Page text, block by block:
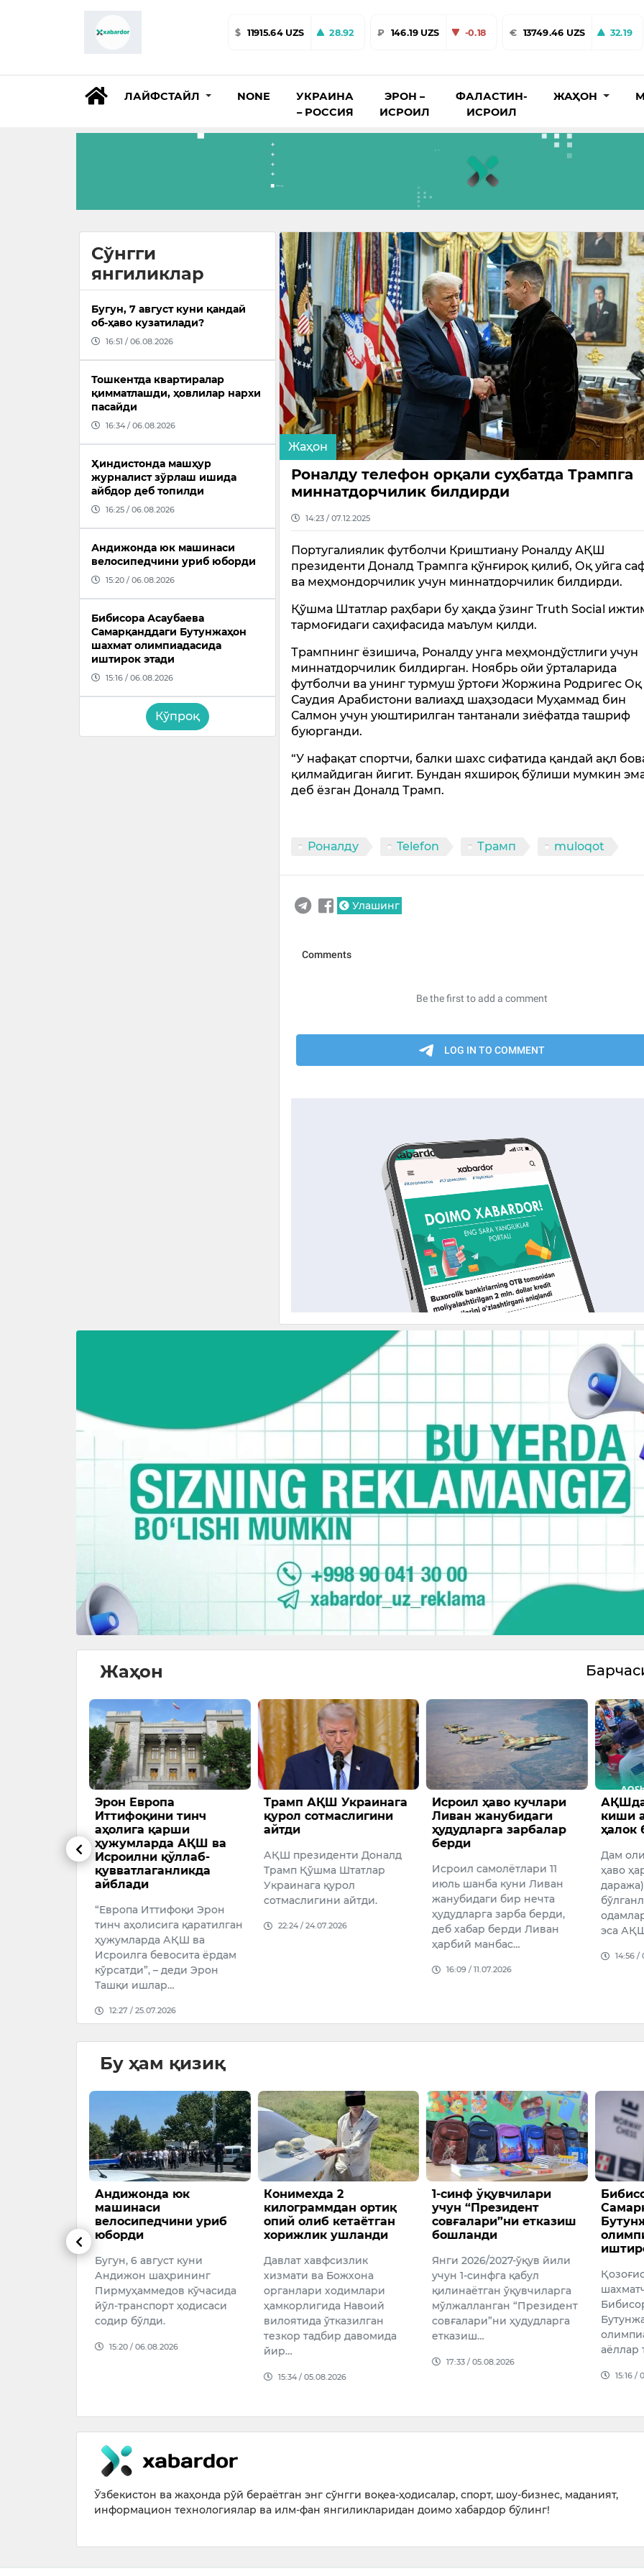
$ 11915.64 UZS 28.92 ₽ 146.19 UZS -0.18 € 13749.46 UZS 32.19
ЛАЙФСТАЙЛ NONE
УКРАИНА
– РОССИЯ
ЭРОН –
ИСРОИЛ
ФАЛАСТИН-
ИСРОИЛ
ЖАҲОН
Сўнгги
янгиликлар
Бугун, 7 август куни қандай
об-ҳаво кузатилади?
16:51 / 06.08.2026
Тошкентда квартиралар
қимматлашди, ҳовлилар нархи
пасайди
16:34 / 06.08.2026
Ҳиндистонда машҳур
журналист зўрлаш ишида
айбдор деб топилди
16:25 / 06.08.2026
Андижонда юк машинаси
велосипедчини уриб юборди
15:20 / 06.08.2026
Бибисора Асаубаева
Самарқанддаги Бутунжаҳон
шахмат олимпиадасида
иштирок этади
15:16 / 06.08.2026
Кўпроқ
Жаҳон
Роналду телефон орқали суҳбатда Трампга
миннатдорчилик билдирди
14:23 / 07.12.2025
Португалиялик футболчи Криштиану Роналду АҚШ
президенти Доналд Трампга қўнғироқ қилиб, Оқ уйга
ва меҳмондорчилик учун миннатдорчилик билдирди.
Қўшма Штатлар раҳбари бу ҳақда ўзинг Truth Social
тармоғидаги саҳифасида маълум қилди.
Трампнинг ёзишича, Роналду унга меҳмондўстлиги учун
миннатдорчилик билдирган. Ноябрь ойи ўрталарида
футболчи ва унинг турмуш ўртоғи Жоржина Родригес Оқ
Саудия Арабистони валиаҳд шаҳзодаси Муҳаммад бин
Салмон учун уюштирилган тантанали зиёфатда ташриф
буюрганди.
“У нафақат спортчи, балки шахс сифатида қандай ақл
қилмайдиган йигит. Бундан яхшироқ бўлиши мумкин
деб ёзган Доналд Трамп.
Роналду Telefon Трамп muloqot
Улашинг
Жаҳон
барчаси
Эрон Европа
Иттифоқини тинч
аҳолига қарши
ҳужумларда АҚШ ва
Исроилни қўллаб-
қувватлаганликда
айблади
“Европа Иттифоқи Эрон
тинч аҳолисига қаратилган
ҳужумларда АҚШ ва
Исроилга бевосита ёрдам
кўрсатди”, – деди Эрон
Ташқи ишлар…
12:27 / 25.07.2026
Трамп АҚШ Украинага
қурол сотмаслигини
айтди
АҚШ президенти Доналд
Трамп Қўшма Штатлар
Украинага қурол
сотмаслигини айтди.
22:24 / 24.07.2026
Исроил ҳаво кучлари
Ливан жанубидаги
ҳудудларга зарбалар
берди
Исроил самолётлари 11
июль шанба куни Ливан
жанубидаги бир нечта
ҳудудларга зарба берди,
деб хабар берди Ливан
ҳарбий манбас…
16:09 / 11.07.2026
АҚШда
киши
ҳалок
Дам
ҳаво
эса
14:56 /
Бу ҳам қизиқ
этиш
Андижонда юк
машинаси
велосипедчини уриб
юборди
Бугун, 6 август куни
Андижон шаҳрининг
Пирмуҳаммедов кўчасида
йўл-транспорт ҳодисаси
содир бўлди.
15:20 / 06.08.2026
Конимехда 2
килограммдан ортиқ
опий олиб кетаётган
хорижлик ушланди
Давлат хавфсизлик
хизмати ва Божхона
органлари ходимлари
ҳамкорлигида Навоий
вилоятида ўтказилган
тезкор тадбир давомида
йир…
15:34 / 05.08.2026
1-синф ўқувчилари
учун “Президент
совғалари”ни етказиш
бошланди
Янги 2026/2027-ўқув йили
учун 1-синфга қабул
қилинаётган ўқувчиларга
мўлжалланган “Президент
совғалари”ни ҳудудларга
етказиш…
17:33 / 05.08.2026
аёллар
15:16 /
Ўзбекистон ва жаҳонда рўй бераётган энг сўнгги воқеа-ҳодисалар, спорт, шоу-бизнес, маданият,
информацион технологиялар ва илм-фан янгиликларидан доимо хабардор бўлинг!